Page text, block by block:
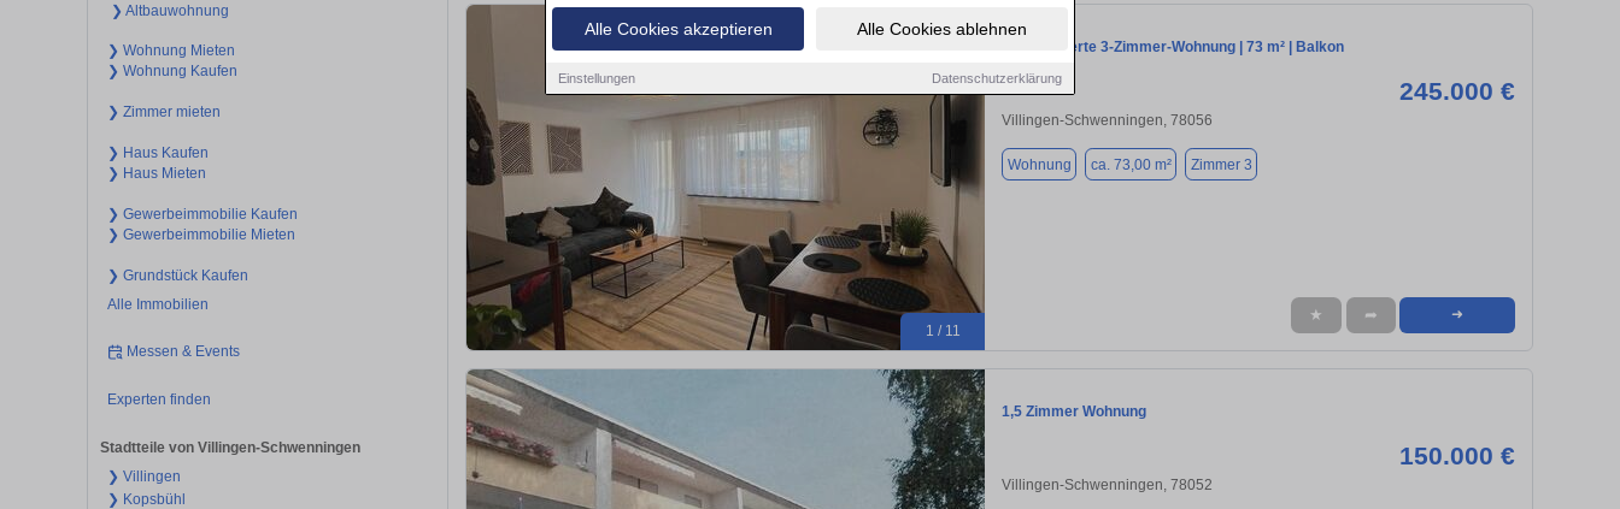
Alle Cookies akzeptieren Alle Cookies ablehnen
Einstellungen Datenschutzerklärung
❯ Altbauwohnung
❯ Wohnung Mieten
❯ Wohnung Kaufen
❯ Zimmer mieten
❯ Haus Kaufen
❯ Haus Mieten
❯ Gewerbeimmobilie Kaufen
❯ Gewerbeimmobilie Mieten
❯ Grundstück Kaufen
Alle Immobilien
Messen & Events
Experten finden
Stadtteile von Villingen-Schwenningen
❯ Villingen
❯ Kopsbühl
1 / 11
Modernisierte 3-Zimmer-Wohnung | 73 m² | Balkon
245.000 €
Villingen-Schwenningen, 78056
Wohnung ca. 73,00 m² Zimmer 3
★ ➦ ➜
1,5 Zimmer Wohnung
150.000 €
Villingen-Schwenningen, 78052